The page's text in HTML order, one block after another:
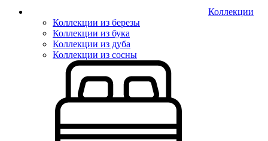
Коллекции
Коллекции из березы
Коллекции из бука
Коллекции из дуба
Коллекции из сосны